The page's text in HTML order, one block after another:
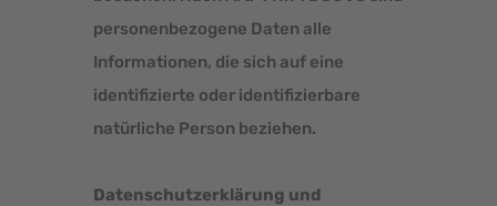
personenbezogene Daten alle
Informationen, die sich auf eine
identifizierte oder identifizierbare
natürliche Person beziehen.
Datenschutzerklärung und